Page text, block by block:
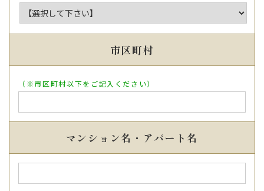
市区町村
（※市区町村以下をご記入ください）
マンション名・アパート名